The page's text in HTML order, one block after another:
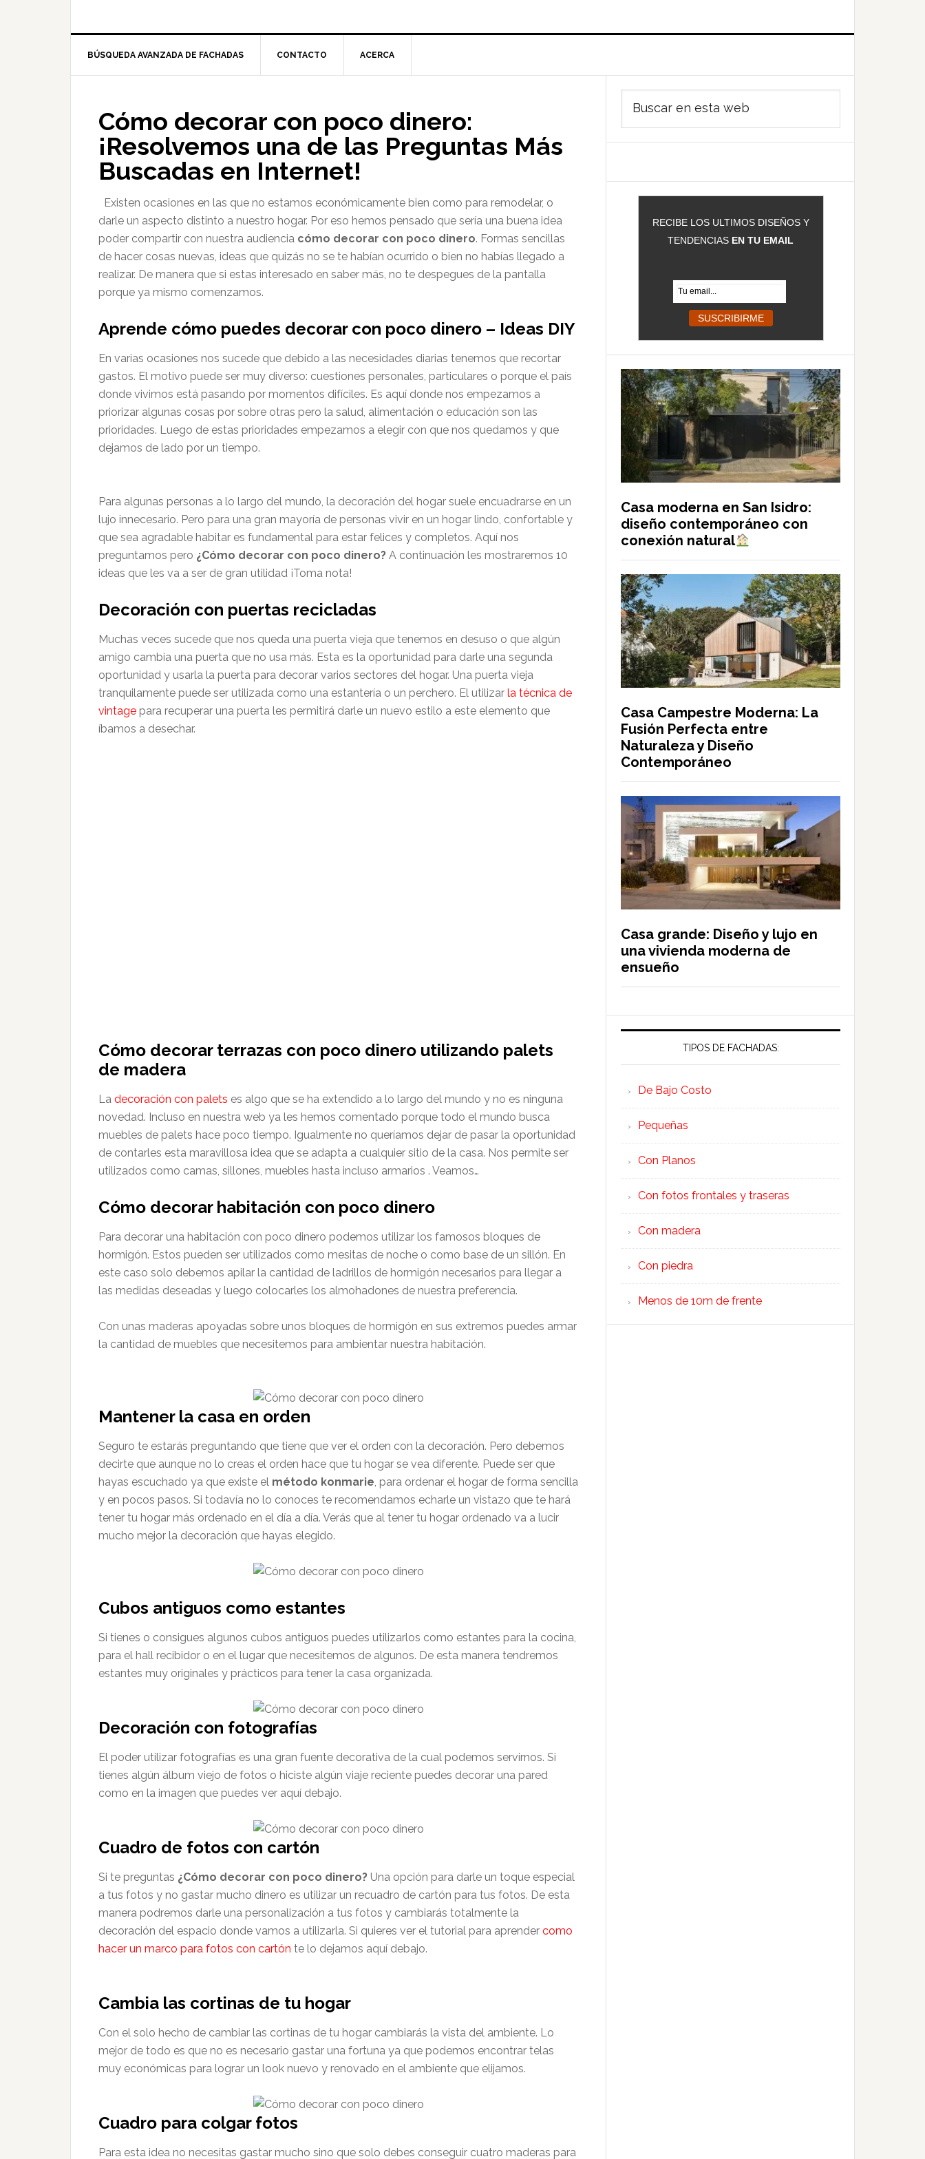
BÚSQUEDA AVANZADA DE FACHADAS CONTACTO ACERCA
Cómo decorar con poco dinero:
¡Resolvemos una de las Preguntas Más
Buscadas en Internet!
Existen ocasiones en las que no estamos económicamente bien como para remodelar, o
darle un aspecto distinto a nuestro hogar. Por eso hemos pensado que sería una buena idea
poder compartir con nuestra audiencia cómo decorar con poco dinero. Formas sencillas
de hacer cosas nuevas, ideas que quizás no se te habían ocurrido o bien no habías llegado a
realizar. De manera que si estas interesado en saber más, no te despegues de la pantalla
porque ya mismo comenzamos.
Aprende cómo puedes decorar con poco dinero – Ideas DIY
En varias ocasiones nos sucede que debido a las necesidades diarias tenemos que recortar
gastos. El motivo puede ser muy diverso: cuestiones personales, particulares o porque el país
donde vivimos está pasando por momentos difíciles. Es aquí donde nos empezamos a
priorizar algunas cosas por sobre otras pero la salud, alimentación o educación son las
prioridades. Luego de estas prioridades empezamos a elegir con que nos quedamos y que
dejamos de lado por un tiempo.
Para algunas personas a lo largo del mundo, la decoración del hogar suele encuadrarse en un
lujo innecesario. Pero para una gran mayoría de personas vivir en un hogar lindo, confortable y
que sea agradable habitar es fundamental para estar felices y completos. Aquí nos
preguntamos pero ¿Cómo decorar con poco dinero? A continuación les mostraremos 10
ideas que les va a ser de gran utilidad ¡Toma nota!
Decoración con puertas recicladas
Muchas veces sucede que nos queda una puerta vieja que tenemos en desuso o que algún
amigo cambia una puerta que no usa más. Esta es la oportunidad para darle una segunda
oportunidad y usarla la puerta para decorar varios sectores del hogar. Una puerta vieja
tranquilamente puede ser utilizada como una estantería o un perchero. El utilizar la técnica de
vintage para recuperar una puerta les permitirá darle un nuevo estilo a este elemento que
íbamos a desechar.
Cómo decorar terrazas con poco dinero utilizando palets
de madera
La decoración con palets es algo que se ha extendido a lo largo del mundo y no es ninguna
novedad. Incluso en nuestra web ya les hemos comentado porque todo el mundo busca
muebles de palets hace poco tiempo. Igualmente no queríamos dejar de pasar la oportunidad
de contarles esta maravillosa idea que se adapta a cualquier sitio de la casa. Nos permite ser
utilizados como camas, sillones, muebles hasta incluso armarios . Veamos…
Cómo decorar habitación con poco dinero
Para decorar una habitación con poco dinero podemos utilizar los famosos bloques de
hormigón. Estos pueden ser utilizados como mesitas de noche o como base de un sillón. En
este caso solo debemos apilar la cantidad de ladrillos de hormigón necesarios para llegar a
las medidas deseadas y luego colocarles los almohadones de nuestra preferencia.
Con unas maderas apoyadas sobre unos bloques de hormigón en sus extremos puedes armar
la cantidad de muebles que necesitemos para ambientar nuestra habitación.
Mantener la casa en orden
Seguro te estarás preguntando que tiene que ver el orden con la decoración. Pero debemos
decirte que aunque no lo creas el orden hace que tu hogar se vea diferente. Puede ser que
hayas escuchado ya que existe el método konmarie, para ordenar el hogar de forma sencilla
y en pocos pasos. Si todavía no lo conoces te recomendamos echarle un vistazo que te hará
tener tu hogar más ordenado en el día a día. Verás que al tener tu hogar ordenado va a lucir
mucho mejor la decoración que hayas elegido.
Cubos antiguos como estantes
Si tienes o consigues algunos cubos antiguos puedes utilizarlos como estantes para la cocina,
para el hall recibidor o en el lugar que necesitemos de algunos. De esta manera tendremos
estantes muy originales y prácticos para tener la casa organizada.
Decoración con fotografías
El poder utilizar fotografías es una gran fuente decorativa de la cual podemos servirnos. Si
tienes algún álbum viejo de fotos o hiciste algún viaje reciente puedes decorar una pared
como en la imagen que puedes ver aquí debajo.
Cuadro de fotos con cartón
Si te preguntas ¿Cómo decorar con poco dinero? Una opción para darle un toque especial
a tus fotos y no gastar mucho dinero es utilizar un recuadro de cartón para tus fotos. De esta
manera podremos darle una personalización a tus fotos y cambiarás totalmente la
decoración del espacio donde vamos a utilizarla. Si quieres ver el tutorial para aprender como
hacer un marco para fotos con cartón te lo dejamos aquí debajo.
Cambia las cortinas de tu hogar
Con el solo hecho de cambiar las cortinas de tu hogar cambiarás la vista del ambiente. Lo
mejor de todo es que no es necesario gastar una fortuna ya que podemos encontrar telas
muy económicas para lograr un look nuevo y renovado en el ambiente que elijamos.
Cuadro para colgar fotos
Para esta idea no necesitas gastar mucho sino que solo debes conseguir cuatro maderas para
Barra
lateral
principal
RECIBE LOS ULTIMOS DISEÑOS Y
TENDENCIAS EN TU EMAIL
Casa moderna en San Isidro:
diseño contemporáneo con
conexión natural
Casa Campestre Moderna: La
Fusión Perfecta entre
Naturaleza y Diseño
Contemporáneo
Casa grande: Diseño y lujo en
una vivienda moderna de
ensueño
TIPOS DE FACHADAS:
De Bajo Costo
Pequeñas
Con Planos
Con fotos frontales y traseras
Con madera
Con piedra
Menos de 10m de frente